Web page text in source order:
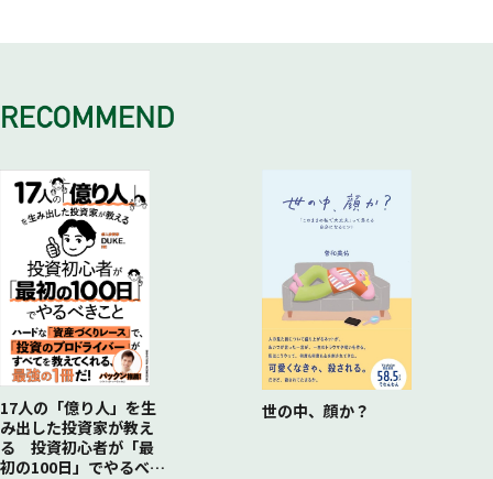
「日経新聞とBS・PLが読めるエンジニアになりなさい」
を
17人の「億り人」を生
み出した投資家が教え
る 投資初心者が「最
初の100日」でやるべき
世の中、顔か？